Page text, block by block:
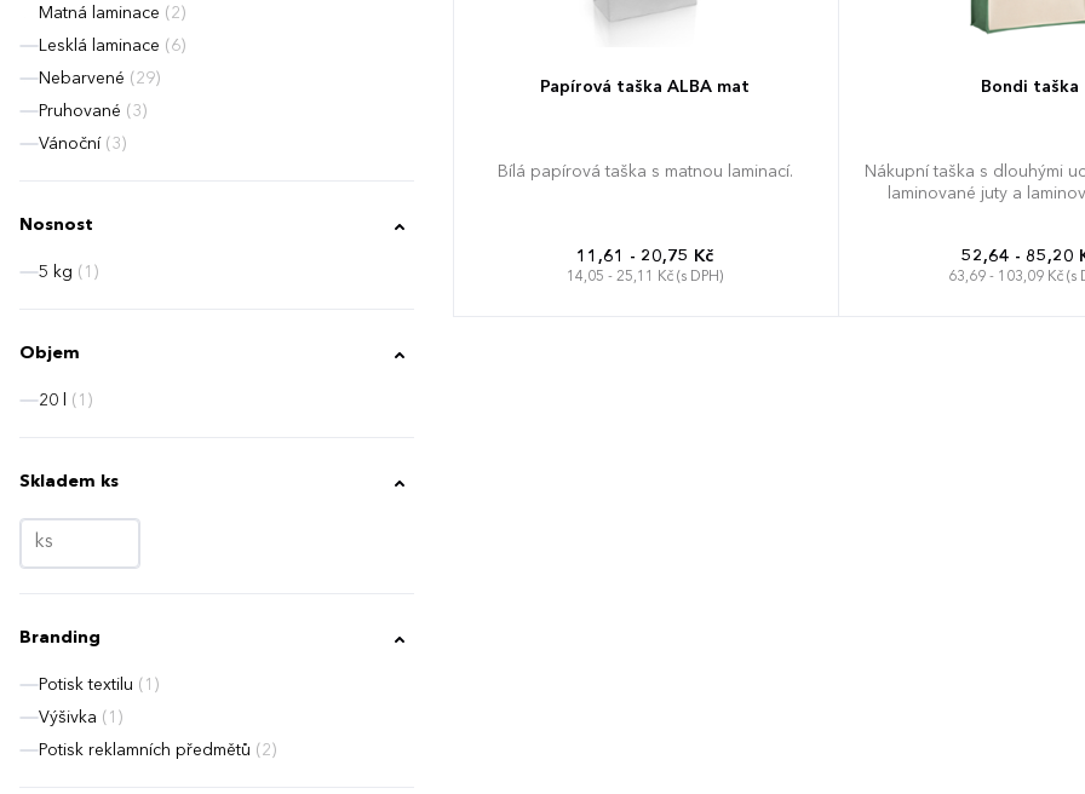
Matná laminace (2)
Lesklá laminace (6)
Nebarvené (29)
Pruhované (3)
Vánoční(3)
Nosnost
5 kg (1)
Objem
20 l (1)
Skladem ks
Branding
Potisk textilu (1)
Výšivka (1)
Potisk reklamních předmětů (2)
Papírová taška ALBA mat
Bílá papírová taška s matnou laminací.
11,61 - 20,75 Kč
14,05 - 25,11 Kč (s DPH)
Bondi taška
Nákupní taška s dlouhými
laminované juty a
52,64 - 85,20
63,69 - 103,09 Kč (s